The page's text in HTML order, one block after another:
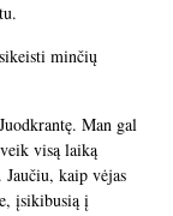
minčių
Man gal
visą laiką
kaip vėjas
įsikibusią į